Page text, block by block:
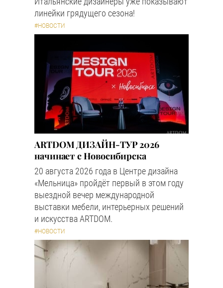
линейки грядущего сезона!
#НОВОСТИ
ARTDOM ДИЗАЙН-ТУР 2026
начинает с Новосибирска
20 августа 2026 года в Центре дизайна
«Мельница» пройдёт первый в этом году
выездной вечер международной
выставки мебели, интерьерных решений
и искусства ARTDOM.
#НОВОСТИ